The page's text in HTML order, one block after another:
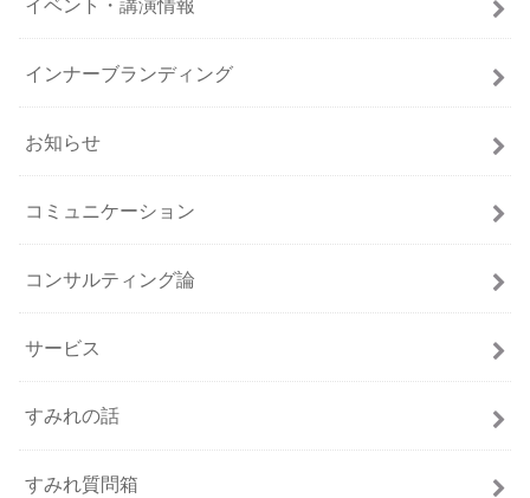
イベント・講演情報
インナーブランディング
お知らせ
コミュニケーション
コンサルティング論
サービス
すみれの話
すみれ質問箱